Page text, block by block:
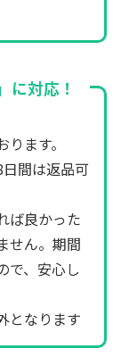
に対応！
ます。
間は返品可
ば良かった
せん。期間
で、安心し
となります